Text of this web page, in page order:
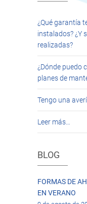
¿Qué garantía
instalados? ¿Y
realizadas?
¿Dónde puedo
planes de
Tengo una
Leer más…
BLOG
FORMAS DE
EN VERANO